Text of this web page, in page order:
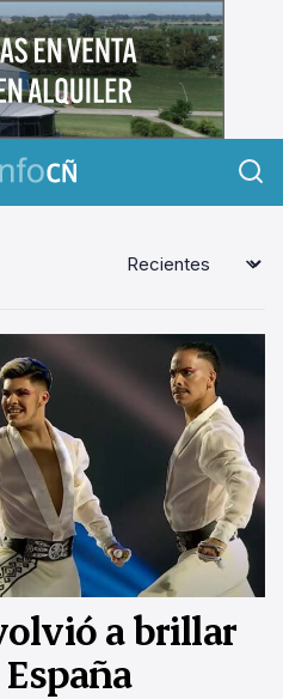
InfoCañuelas
a brillar